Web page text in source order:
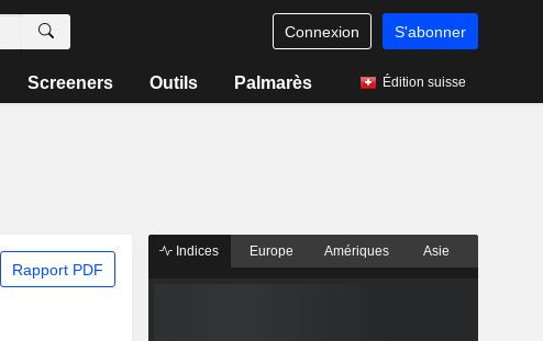
Connexion S'abonner
Screeners Outils Palmarès Édition suisse
Rapport PDF
Indices Europe Amériques Asie